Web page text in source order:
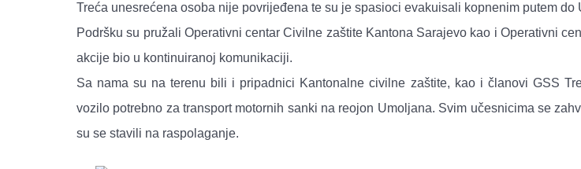
Treća unesrećena osoba nije povrijeđena te su je spasioci evakuisali kopnenim putem do
Podršku su pružali Operativni centar Civilne zaštite Kantona Sarajevo kao i Operativni
akcije bio u kontinuiranoj komunikaciji.
Sa nama su na terenu bili i pripadnici Kantonalne civilne zaštite, kao i članovi GSS
vozilo potrebno za transport motornih sanki na reojon Umoljana. Svim učesnicima se
su se stavili na raspolaganje.